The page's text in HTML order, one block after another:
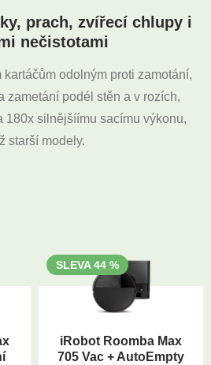
prach, zvířecí chlupy i
nečistotami
kartáčům odolným proti zamotání,
zametání podél stěn a v rozích,
180x silnějšíímu sacímu výkonu,
starší modely.
SLEVA 44 %
iRobot Roomba Max
705 Vac + AutoEmpty